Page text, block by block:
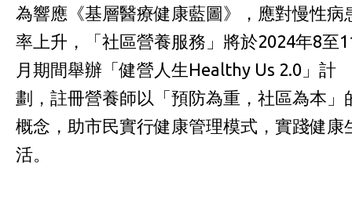
為響應《基層醫療健康藍圖》，應對慢性病
率上升，「社區營養服務」將於2024年8至
月期間舉辦「健營人生Healthy Us 2.0」計
劃，註冊營養師以「預防為重，社區為本」
概念，助市民實行健康管理模式，實踐健康
活。